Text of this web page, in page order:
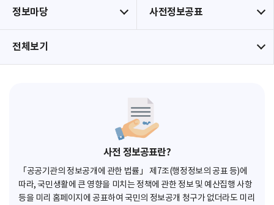
정보마당 사전정보공표
전체보기
사전 정보공표란?
「공공기관의 정보공개에 관한 법률」 제7조(행정정보의 공표 등)에
따라, 국민생활에 큰 영향을 미치는 정책에 관한 정보 및 예산집행 사항
등을 미리 홈페이지에 공표하여 국민의 정보공개 청구가 없더라도 미리